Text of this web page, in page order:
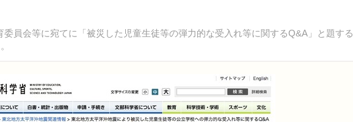
員会等に宛てに「被災した児童生徒等の弾力的な受入れ等に関するQ&A」と題する